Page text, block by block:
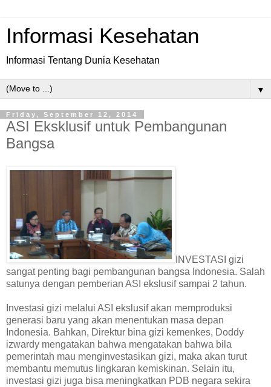
Informasi Kesehatan
Informasi Tentang Dunia Kesehatan
▼
Friday, September 12, 2014
ASI Eksklusif untuk Pembangunan
Bangsa
INVESTASI gizi
sangat penting bagi pembangunan bangsa Indonesia. Salah
satunya dengan pemberian ASI ekslusif sampai 2 tahun.
Investasi gizi melalui ASI ekslusif akan memproduksi
generasi baru yang akan menentukan masa depan
Indonesia. Bahkan, Direktur bina gizi kemenkes, Doddy
izwardy mengatakan bahwa mengatakan bahwa bila
pemerintah mau menginvestasikan gizi, maka akan turut
membantu memutus lingkaran kemiskinan. Selain itu,
investasi gizi juga bisa meningkatkan PDB negara sekira